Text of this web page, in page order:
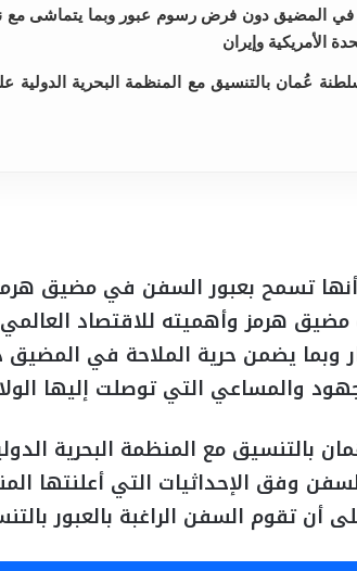
في المضيق دون فرض رسوم عبور وبما يتماشى مع
الأمريكية وإيران
عُمان بالتنسيق مع المنظمة البحرية الدولية
تسمح بعبور السفن في مضيق
هرمز وأهميته للاقتصاد العالمي،
وبما يضمن حرية الملاحة في
والمساعي التي توصلت إليها
بالتنسيق مع المنظمة البحرية
وفق الإحداثيات التي أعلنتها
أن تقوم السفن الراغبة بالعبور